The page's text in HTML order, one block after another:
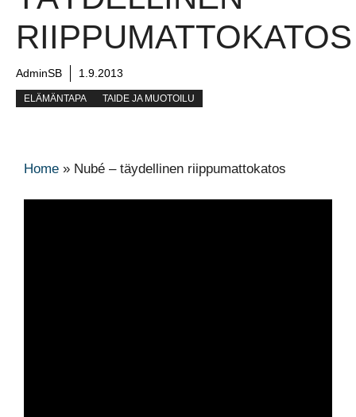
RIIPPUMATTOKATOS
AdminSB 1.9.2013
ELÄMÄNTAPA TAIDE JA MUOTOILU
Home » Nubé – täydellinen riippumattokatos